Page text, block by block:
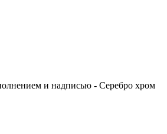
и надписью - Серебро хром